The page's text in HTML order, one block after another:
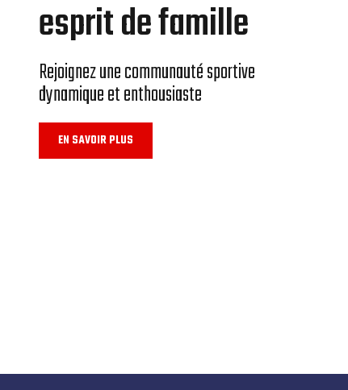
esprit de famille
Rejoignez une communauté sportive
dynamique et enthousiaste
EN SAVOIR PLUS